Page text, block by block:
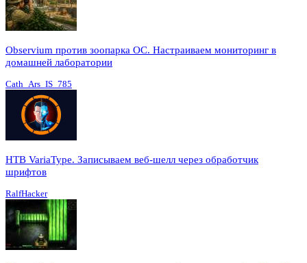
Observium против зоопарка ОС. Настраиваем мониторинг в
домашней лаборатории
Cath_Ars_IS_785
HTB VariaType. Записываем веб-шелл через обработчик
шрифтов
RalfHacker